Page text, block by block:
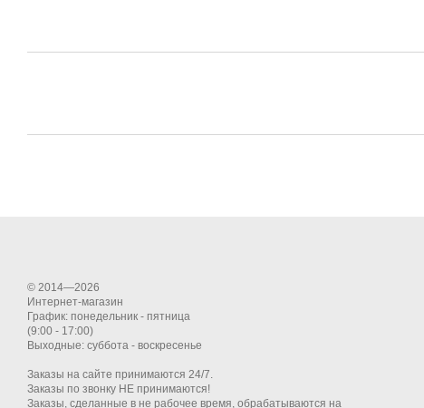
© 2014—2026
Интернет-магазин
График: понедельник - пятница
(9:00 - 17:00)
Выходные: суббота - воскресенье
Заказы на сайте принимаются 24/7.
Заказы по звонку НЕ принимаются!
Заказы, сделанные в не рабочее время, обрабатываются на